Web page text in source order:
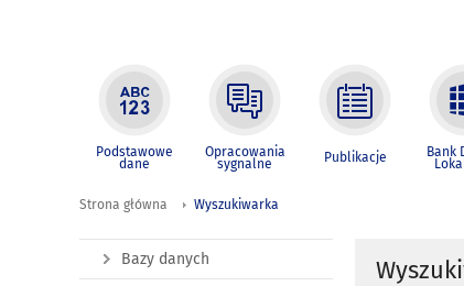
Podstawowe
dane
Opracowania
sygnalne Publikacje Bank
Strona główna Wyszukiwarka
Bazy danych